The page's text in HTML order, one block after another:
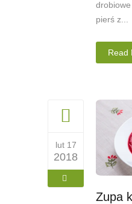
pierś z...
Read
lut 17
2018
Zupa